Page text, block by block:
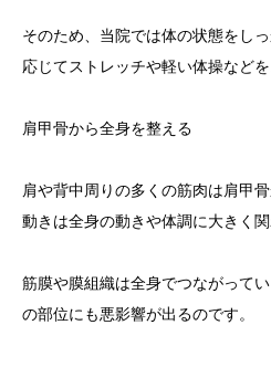
そのため、当院では体の状態をし
応じてストレッチや軽い体操などを
肩甲骨から全身を整える
肩や背中周りの多くの筋肉は肩甲
動きは全身の動きや体調に大きく関
筋膜や膜組織は全身でつながって
の部位にも悪影響が出るのです。